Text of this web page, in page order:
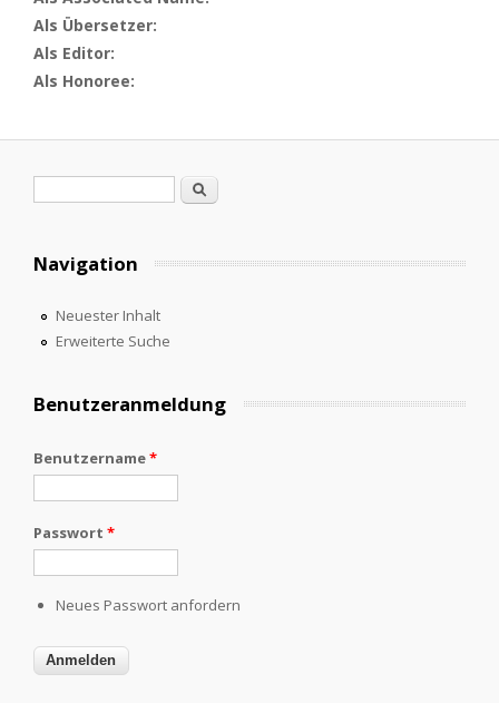
Als Übersetzer:
Als Editor:
Als Honoree:
Suche
Navigation
Neuester Inhalt
Erweiterte Suche
Benutzeranmeldung
Benutzername*
Passwort *
Neues Passwort anfordern